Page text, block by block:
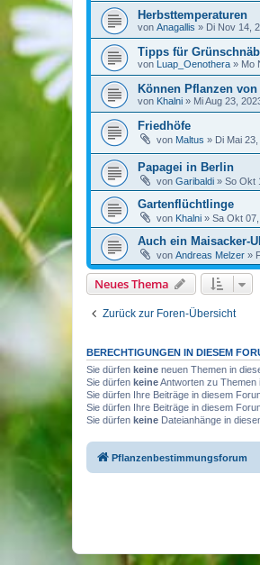
Herbsttemperaturen
von Anagallis » Di Nov 14,
Tipps für
von Luap_Oenothera » Mo
Können Pflanzen
von Khalni » Mi Aug 23,
Friedhöfe
von Maltus » Di Mai
Papagei in Berlin
von Garibaldi » So Okt
Gartenflüchtlinge
von Khalni » Sa Okt
Auch ein Maisacker-
von Andreas Melzer »
Neues Thema
Zurück zur Foren-Übersicht
BERECHTIGUNGEN IN DIESEM
Sie dürfen keine neuen Themen in
Sie dürfen keineAntworten zu Themen
Sie dürfen Ihre Beiträge in diesem
Sie dürfen Ihre Beiträge in diesem
Sie dürfen keine Dateianhänge in
Pflanzenbestimmungsforum